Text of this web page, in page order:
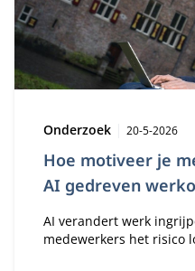
Hoe motiveer je
AI gedreven
Type:
Onderzoek 20-5-2026
AI verandert werk
medewerkers het risico